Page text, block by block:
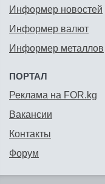
Информер новостей
Информер валют
Информер металлов
ПОРТАЛ
Реклама на FOR.kg
Вакансии
Контакты
Форум